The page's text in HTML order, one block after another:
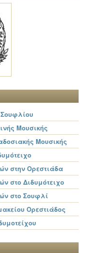
Μουσικής
Μουσικής
στην Ορεστιάδα
στο Διδυμότειχο
στο Σουφλί
Ορεστιάδος